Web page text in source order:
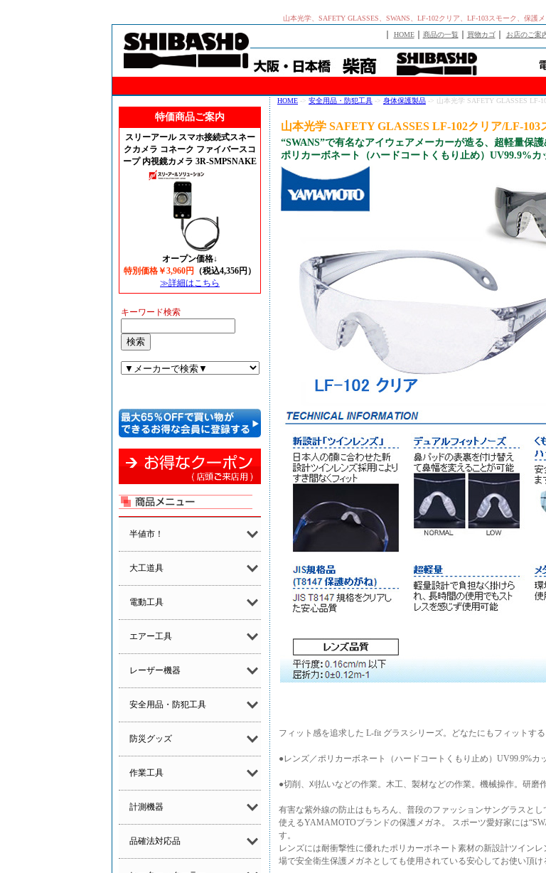
山本光学、SAFETY GLASSES、SWANS、LF-102クリア、LF-103スモーク、保護
HOME｜ 商品の一覧 買物カゴ｜ お店のご案
特価商品ご案内
スリーアール スマホ接続式スネー
クカメラ コネーク ファイバースコ
ープ 内視鏡カメラ 3R-SMPSNAKE
オープン価格↓
特別価格￥3,960円
（税込4,356円）
≫詳細はこちら
キーワード検索
半値市！
大工道具
電動工具
エアー工具
レーザー機器
安全用品・防犯工具
防災グッズ
作業工具
計測機器
品確法対応品
HOME -> 安全用品・防犯工具 -> 身体保護製品 -> 山本光学 SAFETY GLASSES LF-
山本光学 SAFETY GLASSES LF-102クリア/LF-103
“SWANS”で有名なアイウェアメーカーが造る、超軽量保護
ポリカーボネート（ハードコートくもり止め）UV99.9%カ
フィット感を追求した L-fit グラスシリーズ。どなたにもフィットする
●レンズ／ポリカーボネート（ハードコートくもり止め）UV99.9%カ
●切削、刈払いなどの作業。木工、製材などの作業。機械操作。研磨作
有害な紫外線の防止はもちろん、普段のファッションサングラスと
使えるYAMAMOTOブランドの保護メガネ。 スポーツ愛好家には
す。
レンズには耐衝撃性に優れたポリカーボネート素材の新設計ツイン
場で安全衛生保護メガネとしても使用されている安心してお使い頂け